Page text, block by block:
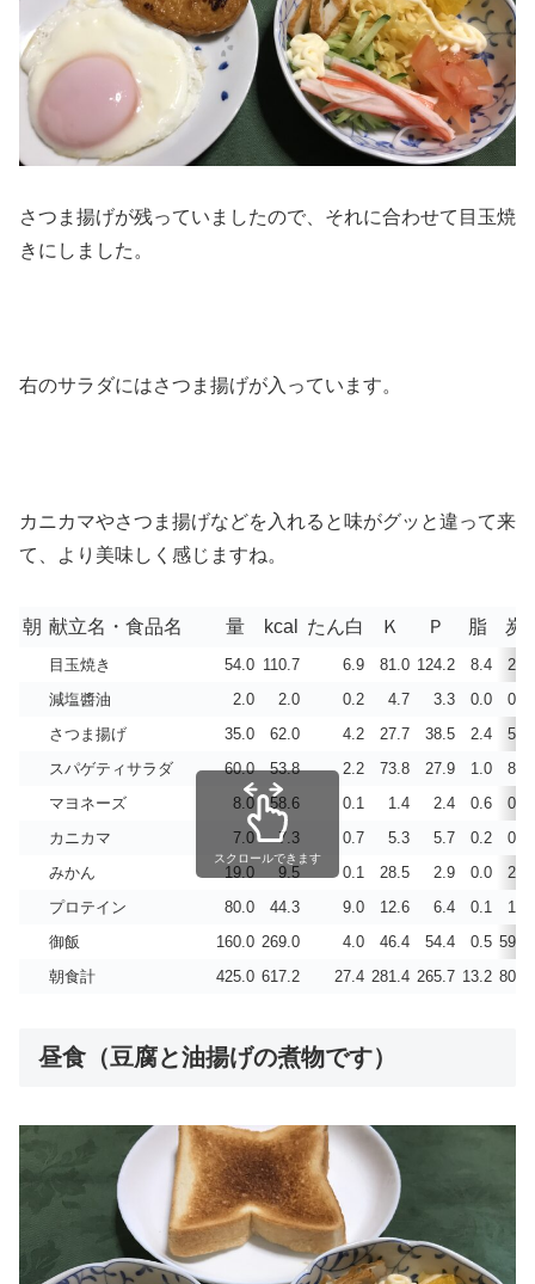
さつま揚げが残っていましたので、それに合わせて目玉焼
きにしました。
右のサラダにはさつま揚げが入っています。
カニカマやさつま揚げなどを入れると味がグッと違って来
て、より美味しく感じますね。
朝 献立名・食品名 量 kcal たん白 Ｋ Ｐ 脂 炭
目玉焼き 54.0 110.7 6.9 81.0 124.2 8.4
2.1
減塩醬油
2.0 2.0 0.2 4.7 3.3 0.0
0.3
さつま揚げ
35.0 62.0 4.2 27.7 38.5 2.4
5.8
スパゲティサラダ
60.0 53.8 2.2 73.8 27.9 1.0
8.3
マヨネーズ
8.0 58.6 0.1 1.4 2.4 0.6
0.5
カニカマ
7.0 7.3 0.7 5.3 5.7 0.2
0.3
みかん
19.0 9.5 0.1 28.5 2.9 0.0
2.2
プロテイン
80.0 44.3 9.0 12.6 6.4 0.1
1.9
御飯
160.0 269.0 4.0 46.4 54.4 0.5 59.4
朝食計
425.0 617.2 27.4 281.4 265.7 13.2 80.6
スクロールできます
昼食（豆腐と油揚げの煮物です）